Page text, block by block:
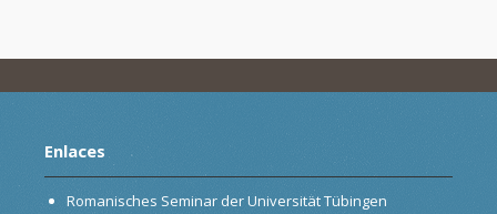
Enlaces
Romanisches Seminar der Universität Tübingen